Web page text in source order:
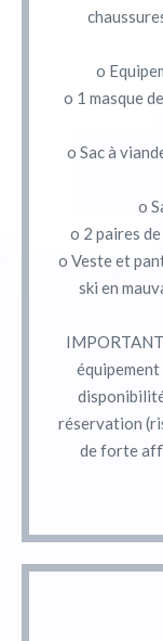
o
o 1 masque
o Sac à
o
o 2 paires
o Veste et
ski en
équipement
réservation
de forte